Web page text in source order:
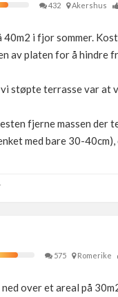
432 Akershus
i fjor sommer.
av platen for å hindre
støpte terrasse var at
fjerne massen der
med bare 30-
575 Romerike
over et areal på